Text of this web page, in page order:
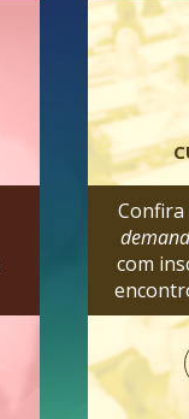
demand
com